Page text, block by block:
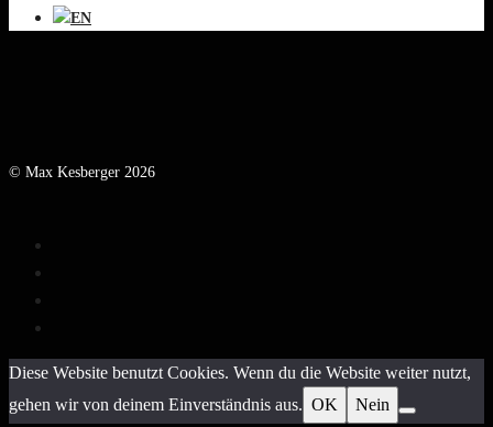
© Max Kesberger 2026
Diese Website benutzt Cookies. Wenn du die Website weiter nutzt,
gehen wir von deinem Einverständnis aus. OK Nein